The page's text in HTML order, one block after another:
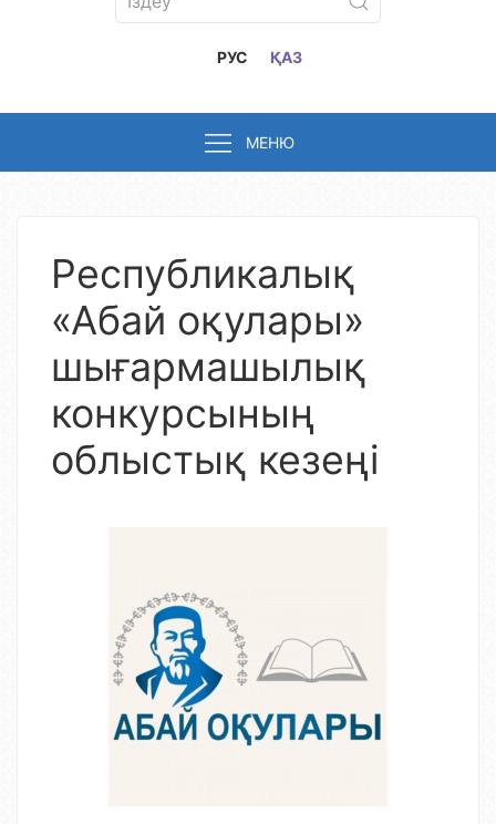
РУС ҚАЗ
МЕНЮ
Республикалық
«Абай оқулары»
шығармашылық
конкурсының
облыстық кезеңі